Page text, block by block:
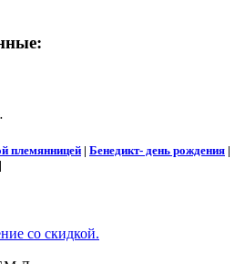
племянницей | Бенедикт- день рождения |
|
со скидкой.